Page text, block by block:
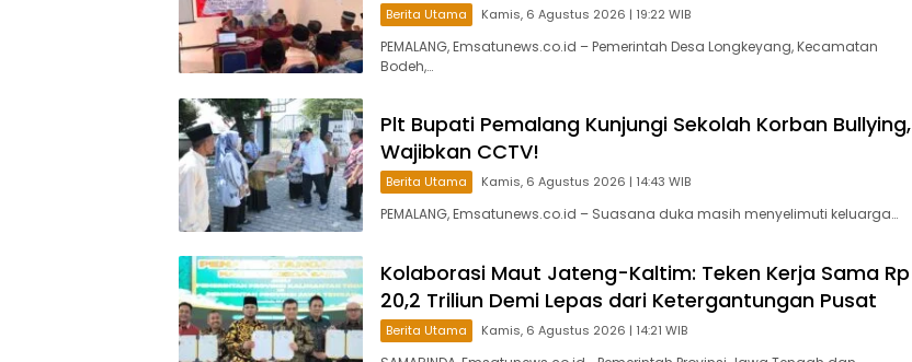
Berita Utama Kamis, 6 Agustus 2026 | 19:22 WIB
PEMALANG, Emsatunews.co.id – Pemerintah Desa Longkeyang, Kecamatan
Bodeh,…
Plt Bupati Pemalang Kunjungi Sekolah Korban Bullying,
Wajibkan CCTV!
Berita Utama Kamis, 6 Agustus 2026 | 14:43 WIB
PEMALANG, Emsatunews.co.id – Suasana duka masih menyelimuti keluarga…
Kolaborasi Maut Jateng-Kaltim: Teken Kerja Sama Rp
20,2 Triliun Demi Lepas dari Ketergantungan Pusat
Berita Utama Kamis, 6 Agustus 2026 | 14:21 WIB